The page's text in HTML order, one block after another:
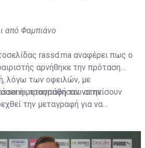
από Φαμπιάνο
rassd.ma αναφέρει πως ο
αρνήθηκε την πρόταση
λόγω των οφειλών, με
η μεταγραφή του στην
προσπάθησαν να πείσουν
την μεταγραφή για να
ο παίκτης αρνήθηκε και επέμεινε
του, ώστε να μετακομίσει